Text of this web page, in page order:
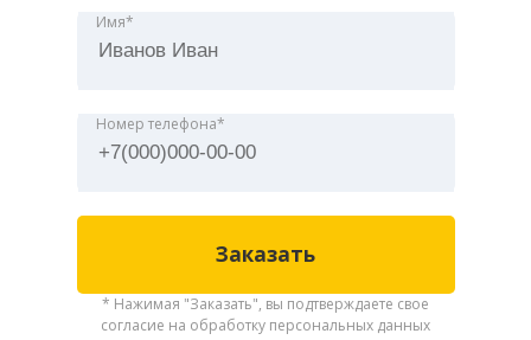
Имя*
Номер телефона*
* Нажимая "Заказать", вы подтверждаете свое
согласие на обработку персональных данных